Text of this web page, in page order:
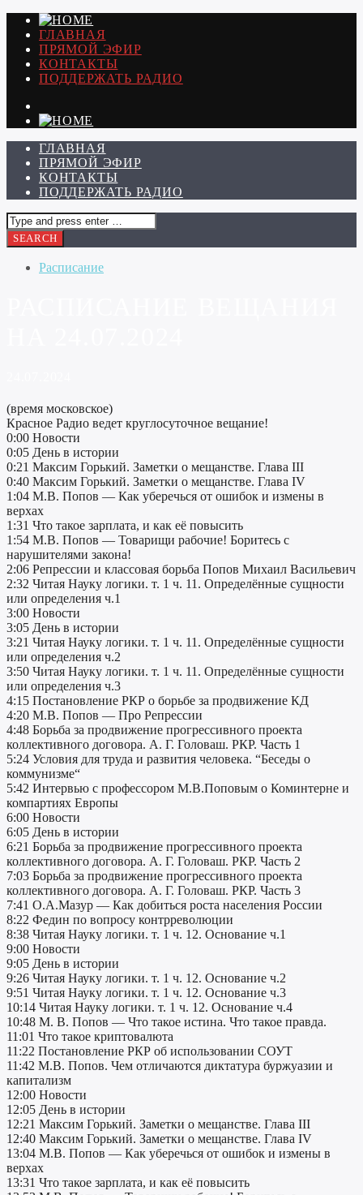
ГЛАВНАЯ
ПРЯМОЙ ЭФИР
КОНТАКТЫ
ПОДДЕРЖАТЬ РАДИО
ГЛАВНАЯ
ПРЯМОЙ ЭФИР
КОНТАКТЫ
ПОДДЕРЖАТЬ РАДИО
Расписание
(время московское)
Красное Радио ведет круглосуточное вещание!
0:00 Новости
0:05 День в истории
0:21 Максим Горький. Заметки о мещанстве. Глава III
0:40 Максим Горький. Заметки о мещанстве. Глава IV
1:04 М.В. Попов — Как уберечься от ошибок и измены в
верхах
1:31 Что такое зарплата, и как её повысить
1:54 М.В. Попов — Товарищи рабочие! Боритесь с
нарушителями закона!
2:06 Репрессии и классовая борьба Попов Михаил Васильевич
2:32 Читая Науку логики. т. 1 ч. 11. Определённые сущности
или определения ч.1
3:00 Новости
3:05 День в истории
3:21 Читая Науку логики. т. 1 ч. 11. Определённые сущности
или определения ч.2
3:50 Читая Науку логики. т. 1 ч. 11. Определённые сущности
или определения ч.3
4:15 Постановление РКР о борьбе за продвижение КД
4:20 М.В. Попов — Про Репрессии
4:48 Борьба за продвижение прогрессивного проекта
коллективного договора. А. Г. Головаш. РКР. Часть 1
5:24 Условия для труда и развития человека. “Беседы о
коммунизме“
5:42 Интервью c профессором М.В.Поповым о Коминтерне и
компартиях Европы
6:00 Новости
6:05 День в истории
6:21 Борьба за продвижение прогрессивного проекта
коллективного договора. А. Г. Головаш. РКР. Часть 2
7:03 Борьба за продвижение прогрессивного проекта
коллективного договора. А. Г. Головаш. РКР. Часть 3
7:41 О.А.Мазур — Как добиться роста населения России
8:22 Федин по вопросу контрреволюции
8:38 Читая Науку логики. т. 1 ч. 12. Основание ч.1
9:00 Новости
9:05 День в истории
9:26 Читая Науку логики. т. 1 ч. 12. Основание ч.2
9:51 Читая Науку логики. т. 1 ч. 12. Основание ч.3
10:14 Читая Науку логики. т. 1 ч. 12. Основание ч.4
10:48 М. В. Попов — Что такое истина. Что такое правда.
11:01 Что такое криптовалюта
11:22 Постановление РКР об использовании СОУТ
11:42 М.В. Попов. Чем отличаются диктатура буржуазии и
капитализм
12:00 Новости
12:05 День в истории
12:21 Максим Горький. Заметки о мещанстве. Глава III
12:40 Максим Горький. Заметки о мещанстве. Глава IV
13:04 М.В. Попов — Как уберечься от ошибок и измены в
верхах
13:31 Что такое зарплата, и как её повысить